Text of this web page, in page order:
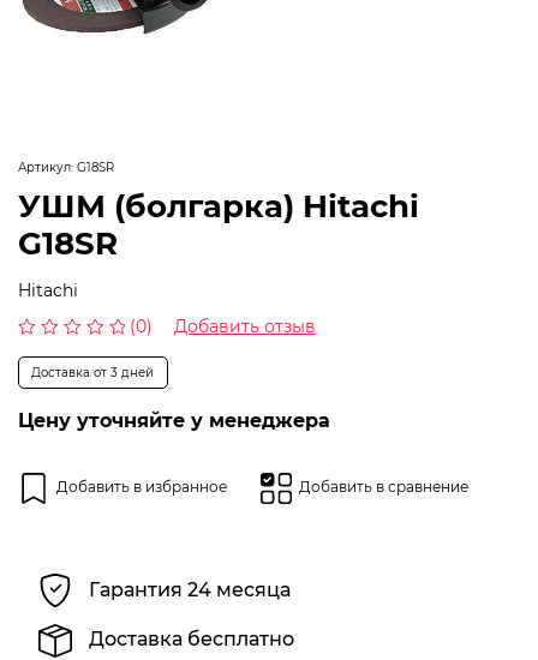
Артикул: G18SR
УШМ (болгарка) Hitachi
G18SR
Hitachi
0
из
(0) Добавить отзыв
Доставка от 3 дней
Цену уточняйте у менеджера
Добавить в избранное Добавить в сравнение
Гарантия 24 месяца
Доставка бесплатно